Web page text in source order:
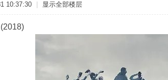
10:37:30 显示全部楼层